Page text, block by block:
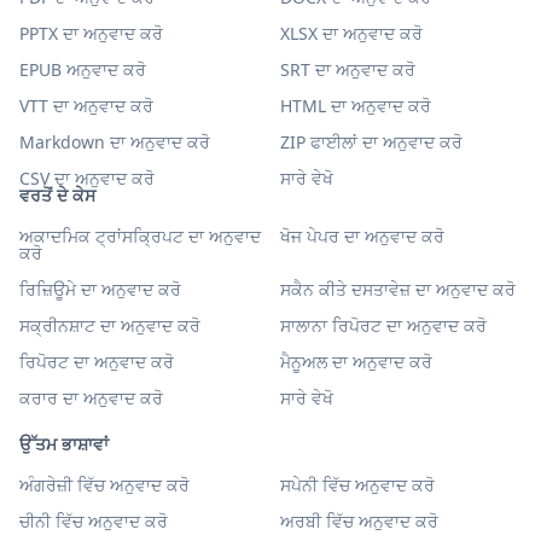
ਵਰਤੋਂ ਦੇ ਕੇਸ
ਅਕਾਦਮਿਕ ਟ੍ਰਾਂਸਕ੍ਰਿਪਟ ਦਾ ਅਨੁਵਾਦ
ਕਰੋ
ਖੋਜ ਪੇਪਰ ਦਾ ਅਨੁਵਾਦ ਕਰੋ
ਰਿਜ਼ਿਊਮੇ ਦਾ ਅਨੁਵਾਦ ਕਰੋ
ਸਕੈਨ ਕੀਤੇ ਦਸਤਾਵੇਜ਼ ਦਾ ਅਨੁਵਾਦ ਕਰੋ
ਸਕ੍ਰੀਨਸ਼ਾਟ ਦਾ ਅਨੁਵਾਦ ਕਰੋ
ਸਾਲਾਨਾ ਰਿਪੋਰਟ ਦਾ ਅਨੁਵਾਦ ਕਰੋ
ਰਿਪੋਰਟ ਦਾ ਅਨੁਵਾਦ ਕਰੋ
ਮੈਨੂਅਲ ਦਾ ਅਨੁਵਾਦ ਕਰੋ
ਕਰਾਰ ਦਾ ਅਨੁਵਾਦ ਕਰੋ
ਸਾਰੇ ਵੇਖੋ
ਉੱਤਮ ਭਾਸ਼ਾਵਾਂ
ਅੰਗਰੇਜ਼ੀ ਵਿੱਚ ਅਨੁਵਾਦ ਕਰੋ
ਸਪੇਨੀ ਵਿੱਚ ਅਨੁਵਾਦ ਕਰੋ
ਚੀਨੀ ਵਿੱਚ ਅਨੁਵਾਦ ਕਰੋ
ਅਰਬੀ ਵਿੱਚ ਅਨੁਵਾਦ ਕਰੋ
PPTX ਦਾ ਅਨੁਵਾਦ ਕਰੋ
XLSX ਦਾ ਅਨੁਵਾਦ ਕਰੋ
EPUB ਅਨੁਵਾਦ ਕਰੋ
SRT ਦਾ ਅਨੁਵਾਦ ਕਰੋ
VTT ਦਾ ਅਨੁਵਾਦ ਕਰੋ
HTML ਦਾ ਅਨੁਵਾਦ ਕਰੋ
Markdown ਦਾ ਅਨੁਵਾਦ ਕਰੋ
ZIP ਫਾਈਲਾਂ ਦਾ ਅਨੁਵਾਦ ਕਰੋ
CSV ਦਾ ਅਨੁਵਾਦ ਕਰੋ
ਸਾਰੇ ਵੇਖੋ